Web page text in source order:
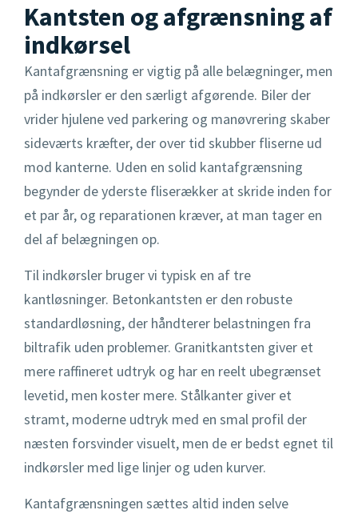
Kantsten og afgrænsning af
indkørsel
Kantafgrænsning er vigtig på alle belægninger, men
på indkørsler er den særligt afgørende. Biler der
vrider hjulene ved parkering og manøvrering skaber
sideværts kræfter, der over tid skubber fliserne ud
mod kanterne. Uden en solid kantafgrænsning
begynder de yderste fliserækker at skride inden for
et par år, og reparationen kræver, at man tager en
del af belægningen op.
Til indkørsler bruger vi typisk en af tre
kantløsninger. Betonkantsten er den robuste
standardløsning, der håndterer belastningen fra
biltrafik uden problemer. Granitkantsten giver et
mere raffineret udtryk og har en reelt ubegrænset
levetid, men koster mere. Stålkanter giver et
stramt, moderne udtryk med en smal profil der
næsten forsvinder visuelt, men de er bedst egnet til
indkørsler med lige linjer og uden kurver.
Kantafgrænsningen sættes altid inden selve